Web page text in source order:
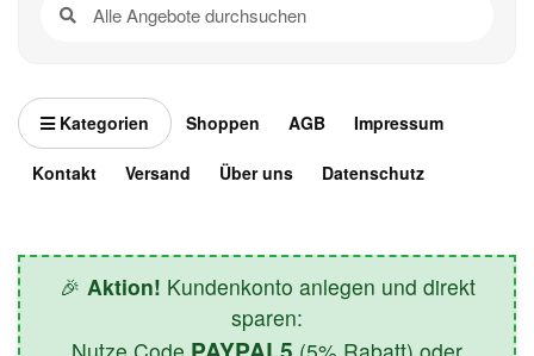
Kategorien Shoppen AGB Impressum
Kontakt Versand Über uns Datenschutz
🎉 Aktion! Kundenkonto anlegen und direkt
sparen: